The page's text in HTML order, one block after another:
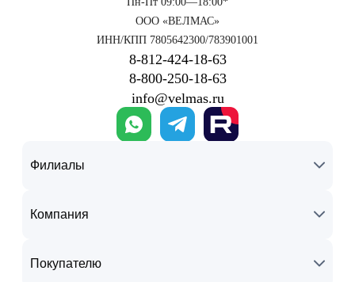
ООО «ВЕЛМАС»
ИНН/КПП 7805642300/783901001
8‑812‑424‑18‑63
8‑800‑250‑18‑63
info@velmas.ru
Филиалы
Компания
Покупателю